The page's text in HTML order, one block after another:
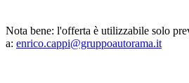
Nota bene: l'offerta è utilizzabile solo
a: enrico.cappi@gruppoautorama.it